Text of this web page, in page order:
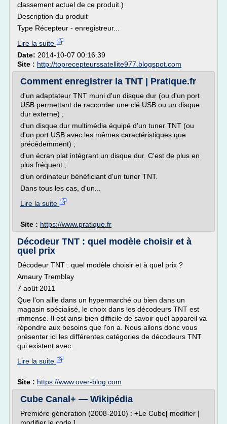
classement actuel de ce produit.)
Description du produit
Type Récepteur - enregistreur...
Lire la suite
Date: 2014-10-07 00:16:39
Site : http://toprecepteurssatellite977.blogspot.com
Comment enregistrer la TNT | Pratique.fr
d'un adaptateur TNT muni d'un disque dur (ou d'un port
USB permettant de raccorder une clé USB ou un disque
dur externe) ;
d'un disque dur multimédia équipé d'un tuner TNT (ou
d'un port USB avec les mêmes caractéristiques que
précédemment) ;
d'un écran plat intégrant un disque dur. C'est de plus en
plus fréquent ;
d'un ordinateur bénéficiant d'un tuner TNT.
Dans tous les cas, d'un...
Lire la suite
Site : https://www.pratique.fr
Décodeur TNT : quel modèle choisir et à
quel prix
Décodeur TNT : quel modèle choisir et à quel prix ?
Amaury Tremblay
7 août 2011
Que l'on aille dans un hypermarché ou bien dans un
magasin spécialisé, le choix dans les décodeurs TNT est
immense. Il est ainsi bien difficile de savoir quel appareil va
répondre aux besoins que l'on a. Nous allons donc vous
présenter ici les différentes catégories de décodeurs TNT
qui existent avec...
Lire la suite
Site : https://www.over-blog.com
Cube Canal+ — Wikipédia
Première génération (2008-2010) : +Le Cube[ modifier |